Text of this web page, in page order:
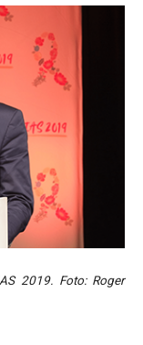
2019. Foto: Roger